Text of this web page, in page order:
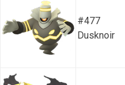
#477
Dusknoir